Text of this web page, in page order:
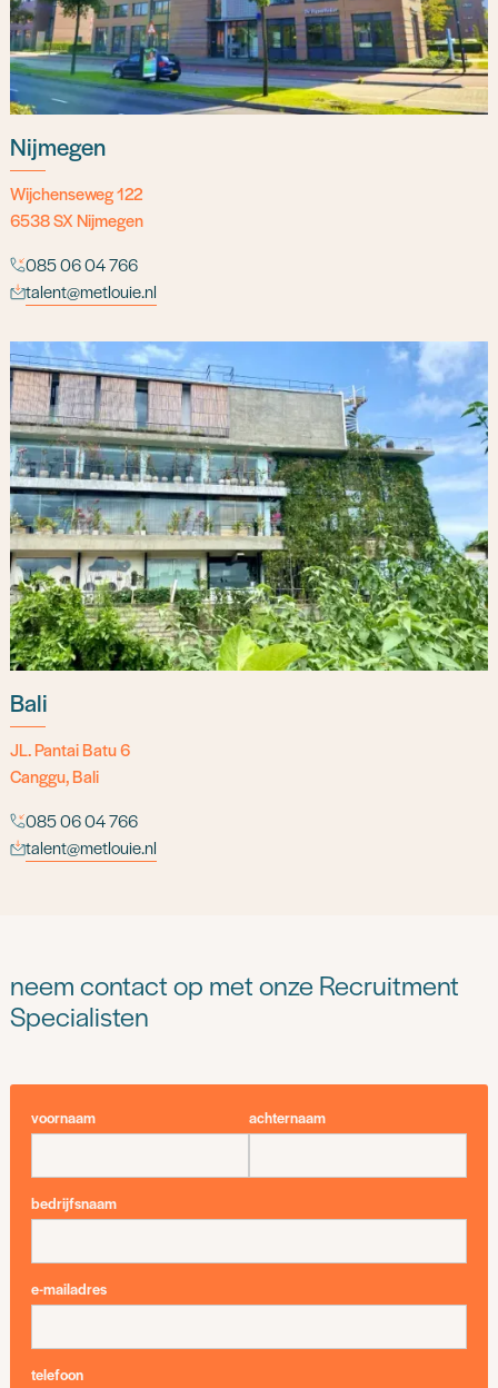
Nijmegen
Wijchenseweg 122
6538 SX Nijmegen
085 06 04 766
talent@metlouie.nl
Bali
JL. Pantai Batu 6
Canggu, Bali
085 06 04 766
talent@metlouie.nl
neem contact op met onze Recruitment
Specialisten
voornaam achternaam
bedrijfsnaam
e-mailadres
telefoon